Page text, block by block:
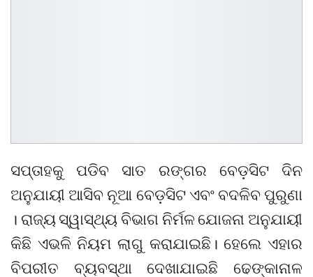
ସପ୍ତାହକୁ ପଡିବ ସାତ ରଙ୍ଗର ବେଡ଼ସିଟ ଦିନ
ଅନୁଯାୟୀ ଆସିବ ନୂଆ ବେଡ଼ସିଟ ଏବଂ ବଦଳିବ ପୁରୁଣା
। ରାଜ୍ୟ ସ୍ୱାସ୍ଥ୍ୟ ବିଭାଗ ନିର୍ମଳ ଯୋଜନା ଅନୁଯାୟୀ
କିଛି ଏଭଳି ନିୟମ ଲାଗୁ କରାଯାଇଛି। ହେଲେ ଏହାର
ବିପରୀତ ବ୍ୟବସ୍ଥା ଦେଖାଯାଇଛି ଢେଙ୍କାନାଳ